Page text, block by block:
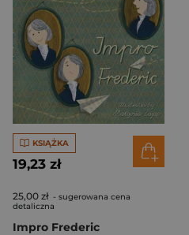
KSIĄŻKA
19,23 zł
25,00 zł - sugerowana cena
detaliczna
Impro Frederic